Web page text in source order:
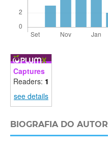
Captures
Readers: 1
see details
BIOGRAFIA DO AUTOR